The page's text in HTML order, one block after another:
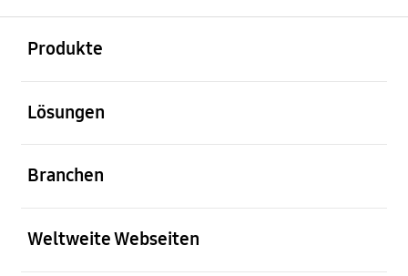
Produkte
Lösungen
Branchen
Weltweite Webseiten